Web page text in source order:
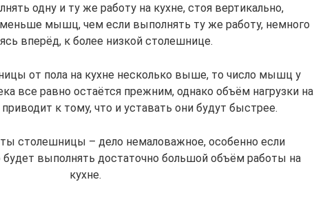
одну и ту же работу на кухне, стоя вертикально,
меньше мышц, чем если выполнять ту же работу, немного
вперёд, к более низкой столешнице.
от пола на кухне несколько выше, то число мышц у
все равно остаётся прежним, однако объём нагрузки на
к тому, что и уставать они будут быстрее.
столешницы – дело немаловажное, особенно если
выполнять достаточно большой объём работы на
кухне.